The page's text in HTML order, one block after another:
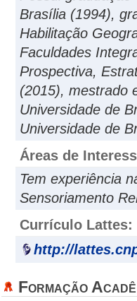
Brasília (1994),
Habilitação
Faculdades
Prospectiva,
(2015), mestrado
Universidade de
Universidade de
Áreas de
Tem experiência
Sensoriamento
Currículo Lattes:
http://
Formação